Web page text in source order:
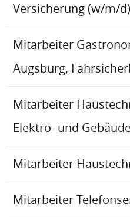
Versicherung (w/m/d)
Mitarbeiter
Augsburg,
Mitarbeiter
Elektro- und
Mitarbeiter
Mitarbeiter